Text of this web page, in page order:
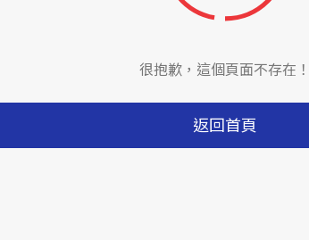
很抱歉，這個頁面不存在！
返回首頁